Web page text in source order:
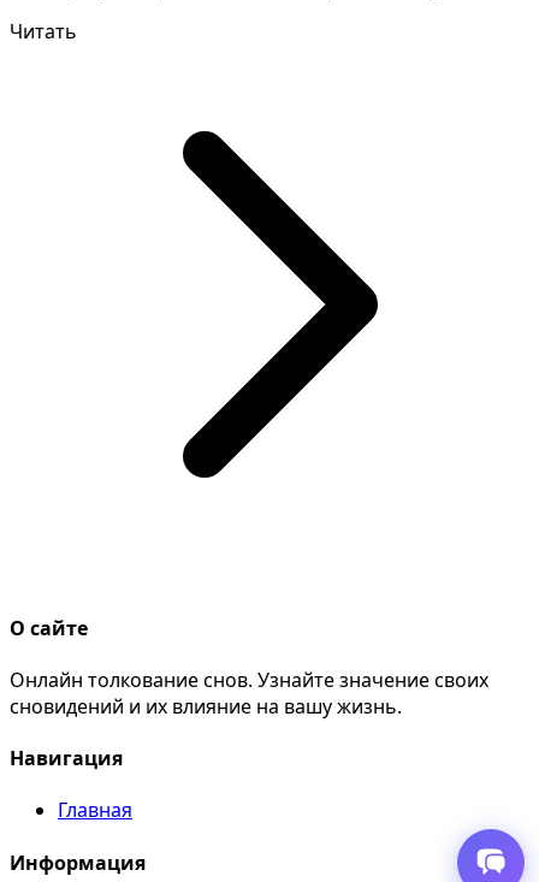
Читать
О сайте
Онлайн толкование снов. Узнайте значение своих
сновидений и их влияние на вашу жизнь.
Навигация
Главная
Информация